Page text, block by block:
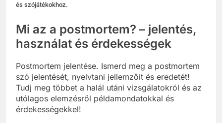
és szójátékokhoz.
Mi az a postmortem? – jelentés,
használat és érdekességek
Postmortem jelentése. Ismerd meg a postmortem
szó jelentését, nyelvtani jellemzőit és eredetét!
Tudj meg többet a halál utáni vizsgálatokról és az
utólagos elemzésről példamondatokkal és
érdekességekkel!